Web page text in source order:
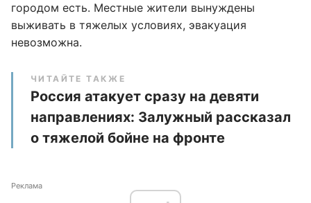
городом есть. Местные жители вынуждены
выживать в тяжелых условиях, эвакуация
невозможна.
ЧИТАЙТЕ ТАКЖЕ
Россия атакует сразу на девяти
направлениях: Залужный рассказал
о тяжелой бойне на фронте
Реклама